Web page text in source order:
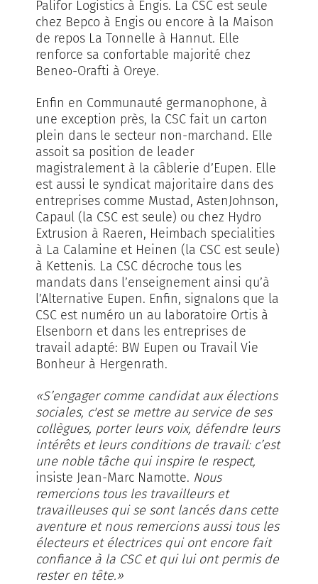
Palifor Logistics à Engis. La CSC est seule
chez Bepco à Engis ou encore à la Maison
de repos La Tonnelle à Hannut. Elle
renforce sa confortable majorité chez
Beneo-Orafti à Oreye.
Enfin en Communauté germanophone, à
une exception près, la CSC fait un carton
plein dans le secteur non-marchand. Elle
assoit sa position de leader
magistralement à la câblerie d’Eupen. Elle
est aussi le syndicat majoritaire dans des
entreprises comme Mustad, AstenJohnson,
Capaul (la CSC est seule) ou chez Hydro
Extrusion à Raeren, Heimbach specialities
à La Calamine et Heinen (la CSC est seule)
à Kettenis. La CSC décroche tous les
mandats dans l’enseignement ainsi qu’à
l’Alternative Eupen. Enfin, signalons que la
CSC est numéro un au laboratoire Ortis à
Elsenborn et dans les entreprises de
travail adapté: BW Eupen ou Travail Vie
Bonheur à Hergenrath.
«S’engager comme candidat aux élections
sociales, c'est se mettre au service de ses
collègues, porter leurs voix, défendre leurs
intérêts et leurs conditions de travail: c’est
une noble tâche qui inspire le respect,
insiste Jean-Marc Namotte. Nous
remercions tous les travailleurs et
travailleuses qui se sont lancés dans cette
aventure et nous remercions aussi tous les
électeurs et électrices qui ont encore fait
confiance à la CSC et qui lui ont permis de
rester en tête.»